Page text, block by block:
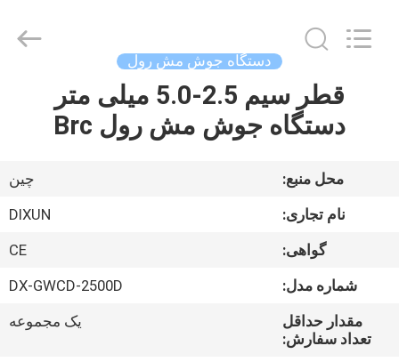
صفحه
اصلی
محصولات
مجازی
Products
دستگاه جوش مش رول
قطر سیم 2.5-5.0 میلی متر
دستگاه جوش مش رول Brc
محل منبع:
چین
نام تجاری:
DIXUN
گواهی:
CE
شماره مدل:
DX-GWCD-2500D
مقدار حداقل
تعداد سفارش:
یک مجموعه